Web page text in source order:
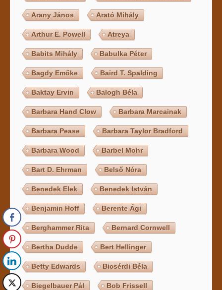
Arany János Arató Mihály
Arthur E. Powell Atreya
Babits Mihály Babulka Péter
Bagdy Emőke Baird T. Spalding
Baktay Ervin Balogh Béla
Barbara Hand Clow Barbara Marcainak
Barbara Pease Barbara Taylor Bradford
Barbara Wood Barbel Mohr
Bart D. Ehrman Belső Nóra
Benedek Elek Benedek István
Benjamin Hoff Berente Ági
Berghammer Rita Bernard Cornwell
Bertha Dudde Bert Hellinger
Betty Edwards Bicsérdi Béla
Biegelbauer Pál Bob Frissell